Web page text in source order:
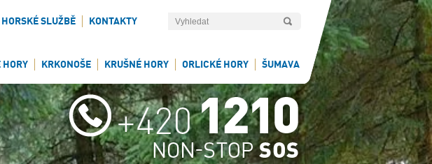
HORSKÉ SLUŽBĚ KONTAKTY
HORY KRKONOŠE KRUŠNÉ HORY ORLICKÉ HORY ŠUMAVA